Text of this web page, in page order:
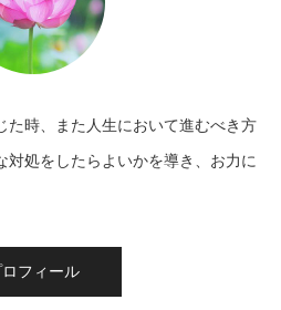
た時、また人生において進むべき方
対処をしたらよいかを導き、お力に
ロフィール